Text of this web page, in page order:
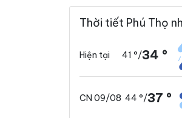
Thời tiết Phú Thọ
Hiện tại 41 °/34 °
CN 09/08 44 °/37 °